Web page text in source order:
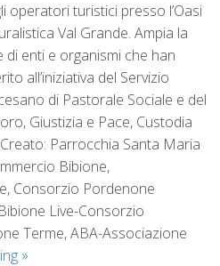
operatori turistici presso l’Oasi
Val Grande. Ampia la
di enti e organismi che han
all’iniziativa del Servizio
di Pastorale Sociale e del
Giustizia e Pace, Custodia
Parrocchia Santa Maria
Bibione,
Consorzio Pordenone
Live-Consorzio
Terme, ABA-Associazione
»